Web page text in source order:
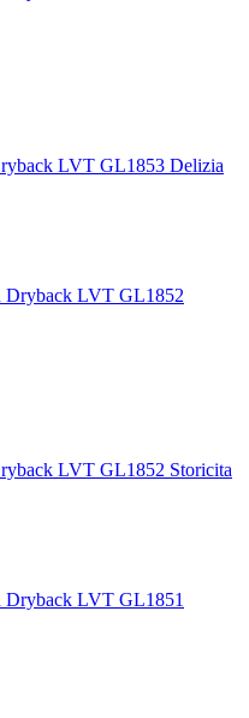
LVT GL1853 Delizia
LVT GL1852 Storicita